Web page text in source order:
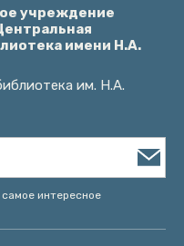
учреждение
имени Н.А.
им. Н.А.
интересное